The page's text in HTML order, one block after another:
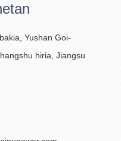
Yushan Goi-
hiria, Jiangsu